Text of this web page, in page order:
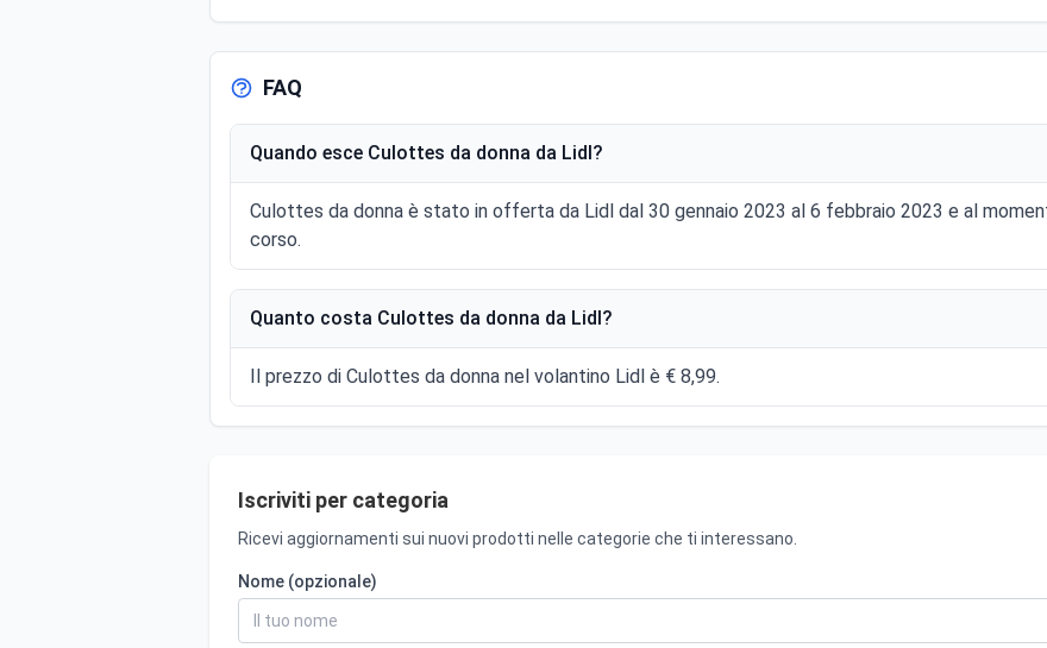
FAQ
Quando esce Culottes da donna da Lidl?
Culottes da donna è stato in offerta da Lidl dal 30 gennaio 2023 al 6 febbraio 2023 e al
corso.
Quanto costa Culottes da donna da Lidl?
Il prezzo di Culottes da donna nel volantino Lidl è € 8,99.
Iscriviti per categoria
Ricevi aggiornamenti sui nuovi prodotti nelle categorie che ti interessano.
Nome (opzionale)